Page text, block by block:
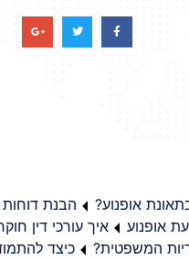
אופנוע?
הבנת
אופנוע
איך עורכי דין
המשפטית?
כיצד